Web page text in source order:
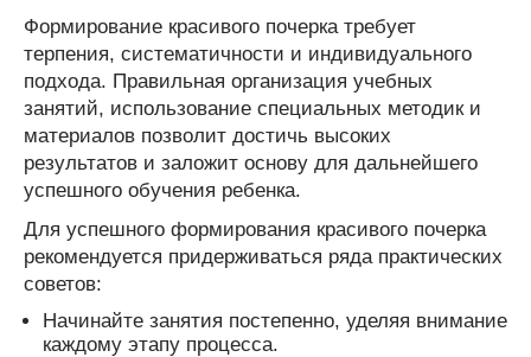
Формирование красивого почерка требует
терпения, систематичности и индивидуального
подхода. Правильная организация учебных
занятий, использование специальных методик и
материалов позволит достичь высоких
результатов и заложит основу для дальнейшего
успешного обучения ребенка.
Для успешного формирования красивого почерка
рекомендуется придерживаться ряда практических
советов:
Начинайте занятия постепенно, уделяя внимание
каждому этапу процесса.